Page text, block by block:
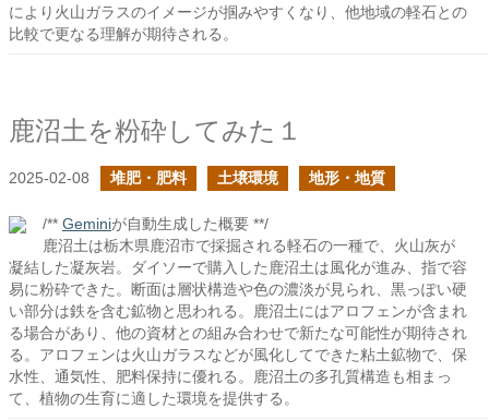
により火山ガラスのイメージが掴みやすくなり、他地域の軽石との
比較で更なる理解が期待される。
鹿沼土を粉砕してみた１
2025-02-08 堆肥・肥料 土壌環境 地形・地質
/** Geminiが自動生成した概要 **/
鹿沼土は栃木県鹿沼市で採掘される軽石の一種で、火山灰が
凝結した凝灰岩。ダイソーで購入した鹿沼土は風化が進み、指で容
易に粉砕できた。断面は層状構造や色の濃淡が見られ、黒っぽい硬
い部分は鉄を含む鉱物と思われる。鹿沼土にはアロフェンが含まれ
る場合があり、他の資材との組み合わせで新たな可能性が期待され
る。アロフェンは火山ガラスなどが風化してできた粘土鉱物で、保
水性、通気性、肥料保持に優れる。鹿沼土の多孔質構造も相まっ
て、植物の生育に適した環境を提供する。